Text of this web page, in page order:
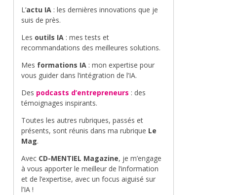
L’actu IA : les dernières innovations que je
suis de près.
Les outils IA : mes tests et
recommandations des meilleures solutions.
Mes formations IA : mon expertise pour
vous guider dans l’intégration de l’IA.
Des podcasts d’entrepreneurs : des
témoignages inspirants.
Toutes les autres rubriques, passés et
présents, sont réunis dans ma rubrique Le
Mag.
Avec CD-MENTIEL Magazine, je m’engage
à vous apporter le meilleur de l’information
et de l’expertise, avec un focus aiguisé sur
l’IA !